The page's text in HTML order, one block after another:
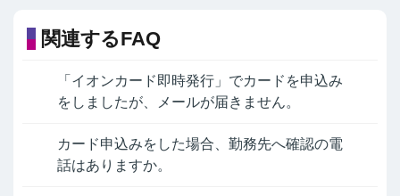
関連するFAQ
「イオンカード即時発行」でカードを申込み
をしましたが、メールが届きません。
カード申込みをした場合、勤務先へ確認の電
話はありますか。